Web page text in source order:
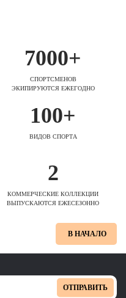
7000+
СПОРТСМЕНОВ
ЭКИПИРУЮТСЯ ЕЖЕГОДНО
100+
ВИДОВ СПОРТА
2
КОММЕРЧЕСКИЕ КОЛЛЕКЦИИ
ВЫПУСКАЮТСЯ ЕЖЕСЕЗОННО
В НАЧАЛО
ОТПРАВИТЬ